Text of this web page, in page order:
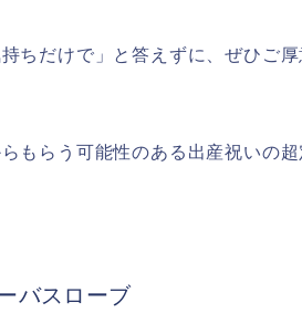
ちだけで」と答えずに、ぜひご
もらう可能性のある出産祝いの
バスローブ